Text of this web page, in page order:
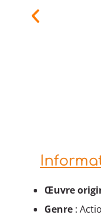
Œuvre
Genre :